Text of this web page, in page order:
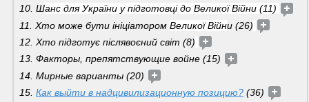
10. Шанс для України у підготовці до Великої Війни (11)
11. Хто може бути ініціатором Великої Війни (26)
12. Хто підготує післявоєний світ (8)
13. Факторы, препятствующие войне (15)
14. Мирные варианты (20)
15. Как выйти в надцивилизационную позицию? (36)